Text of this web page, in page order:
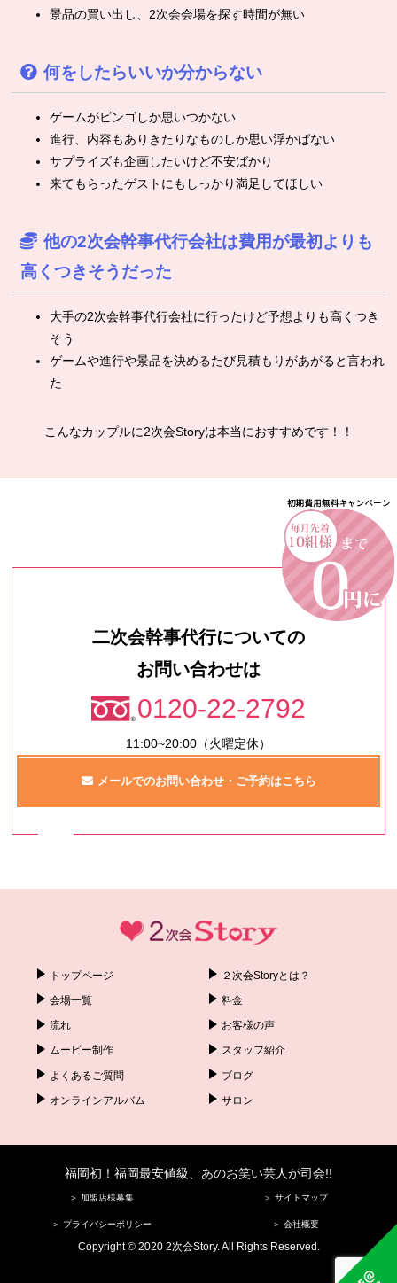
景品の買い出し、2次会会場を探す時間が無い
何をしたらいいか分からない
ゲームがビンゴしか思いつかない
進行、内容もありきたりなものしか思い浮かばない
サプライズも企画したいけど不安ばかり
来てもらったゲストにもしっかり満足してほしい
他の2次会幹事代行会社は費用が最初よりも
高くつきそうだった
大手の2次会幹事代行会社に行ったけど予想よりも高くつき
そう
ゲームや進行や景品を決めるたび見積もりがあがると言われ
た
こんなカップルに2次会Storyは本当におすすめです！！
二次会幹事代行についての
お問い合わせは
0120-22-2792
11:00~20:00（火曜定休）
メールでのお問い合わせ・ご予約はこちら
トップページ ２次会Storyとは？
会場一覧 料金
流れ お客様の声
ムービー制作 スタッフ紹介
よくあるご質問 ブログ
オンラインアルバム サロン
福岡初！福岡最安値級、あのお笑い芸人が司会!!
＞ 加盟店様募集 ＞ サイトマップ
＞ プライバシーポリシー ＞ 会社概要
Copyright © 2020 2次会Story. All Rights Reserved.